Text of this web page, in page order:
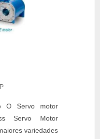
O Servo motor
Servo Motor
variedades